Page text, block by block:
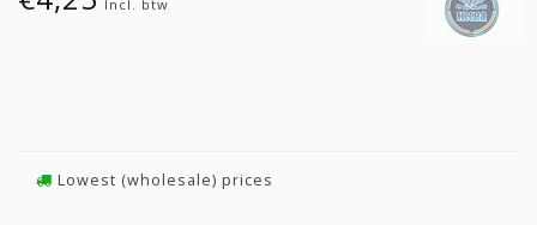
Incl. btw
Lowest (wholesale) prices